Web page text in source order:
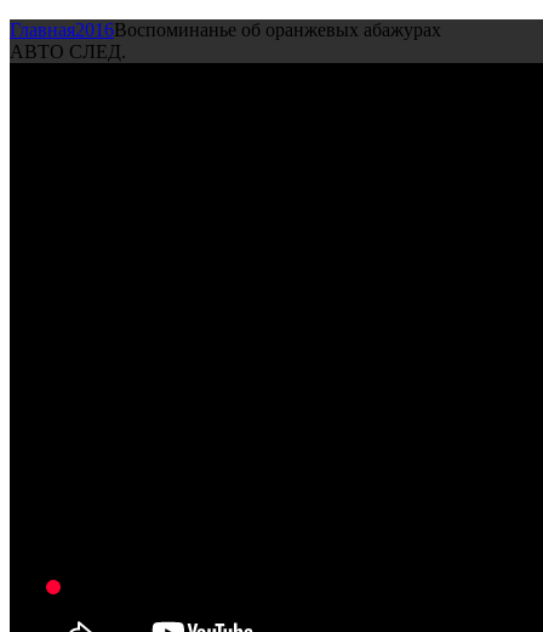
Главная2016Воспоминанье об оранжевых абажурах
АВТО СЛЕД.